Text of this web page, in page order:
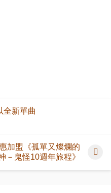
全新單曲
加盟《孤單又燦爛的
－鬼怪10週年旅程》